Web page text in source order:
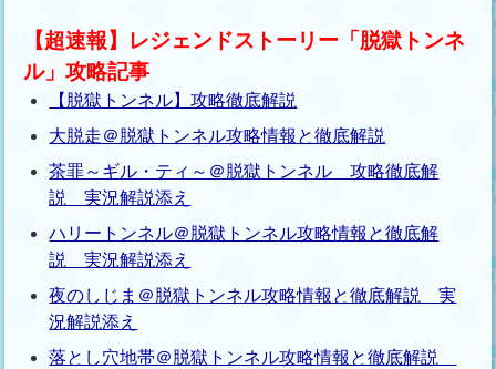
【超速報】レジェンドストーリー「脱獄トンネ
ル」攻略記事
【脱獄トンネル】攻略徹底解説
大脱走＠脱獄トンネル攻略情報と徹底解説
茶罪～ギル・ティ～＠脱獄トンネル 攻略徹底解
説 実況解説添え
ハリートンネル＠脱獄トンネル攻略情報と徹底解
説 実況解説添え
夜のしじま＠脱獄トンネル攻略情報と徹底解説 実
況解説添え
落とし穴地帯＠脱獄トンネル攻略情報と徹底解説